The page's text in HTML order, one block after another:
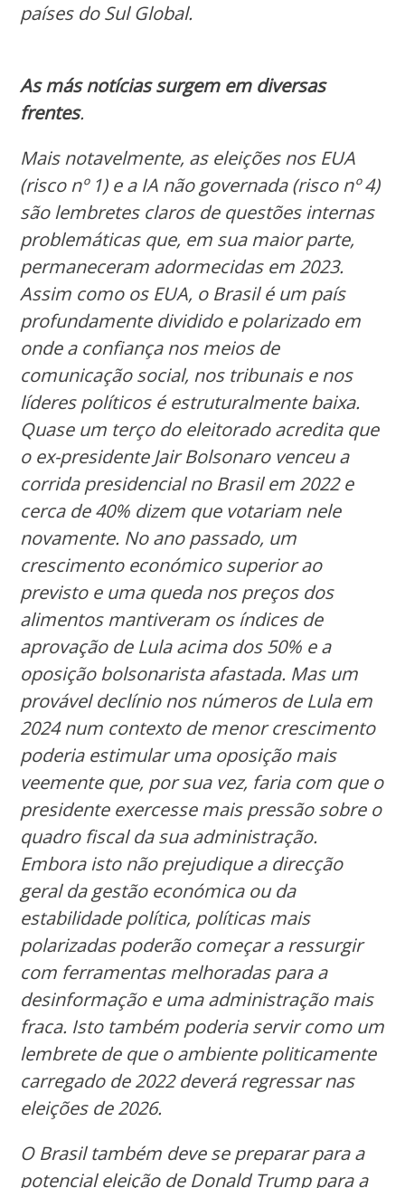
países do Sul Global.
As más notícias surgem em diversas
frentes.
Mais notavelmente, as eleições nos EUA
(risco nº 1) e a IA não governada (risco nº 4)
são lembretes claros de questões internas
problemáticas que, em sua maior parte,
permaneceram adormecidas em 2023.
Assim como os EUA, o Brasil é um país
profundamente dividido e polarizado em
onde a confiança nos meios de
comunicação social, nos tribunais e nos
líderes políticos é estruturalmente baixa.
Quase um terço do eleitorado acredita que
o ex-presidente Jair Bolsonaro venceu a
corrida presidencial no Brasil em 2022 e
cerca de 40% dizem que votariam nele
novamente. No ano passado, um
crescimento económico superior ao
previsto e uma queda nos preços dos
alimentos mantiveram os índices de
aprovação de Lula acima dos 50% e a
oposição bolsonarista afastada. Mas um
provável declínio nos números de Lula em
2024 num contexto de menor crescimento
poderia estimular uma oposição mais
veemente que, por sua vez, faria com que o
presidente exercesse mais pressão sobre o
quadro fiscal da sua administração.
Embora isto não prejudique a direcção
geral da gestão económica ou da
estabilidade política, políticas mais
polarizadas poderão começar a ressurgir
com ferramentas melhoradas para a
desinformação e uma administração mais
fraca. Isto também poderia servir como um
lembrete de que o ambiente politicamente
carregado de 2022 deverá regressar nas
eleições de 2026.
O Brasil também deve se preparar para a
potencial eleição de Donald Trump para a